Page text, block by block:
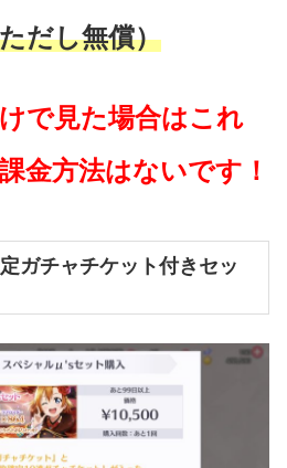
だし無償）
で見た場合はこれ
金方法はないです！
ガチャチケット付きセッ